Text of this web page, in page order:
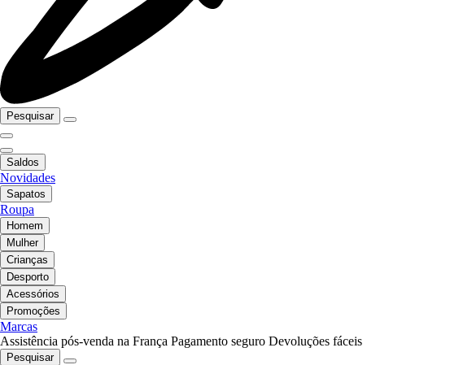
Pesquisar
Saldos
Novidades
Sapatos
Roupa
Homem
Mulher
Crianças
Desporto
Acessórios
Promoções
Marcas
Assistência pós-venda na França Pagamento seguro Devoluções fáceis
Pesquisar